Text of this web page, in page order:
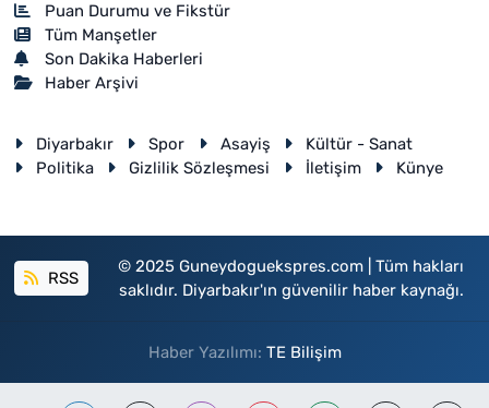
Puan Durumu ve Fikstür
Tüm Manşetler
Son Dakika Haberleri
Haber Arşivi
Diyarbakır Spor Asayiş
Kültür - Sanat
Politika
Gizlilik Sözleşmesi İletişim Künye
RSS
© 2025 Guneydoguekspres.com | Tüm hakları
saklıdır. Diyarbakır'ın güvenilir haber kaynağı.
Haber Yazılımı: TE Bilişim